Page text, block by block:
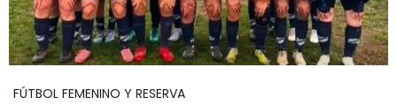
FÚTBOL FEMENINO Y RESERVA